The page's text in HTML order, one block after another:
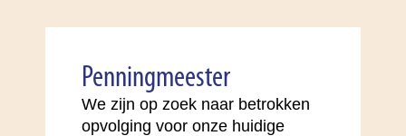
Penningmeester
We zijn op zoek naar betrokken
opvolging voor onze huidige